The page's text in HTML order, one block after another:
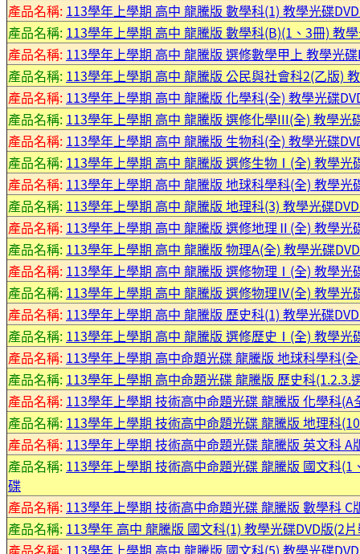
產品名稱: 113學年上學期 高中 龍騰版 數學科(1) 教學光碟
產品名稱: 113學年上學期 高中 龍騰版 數學科(B)(1、3冊) 教
產品名稱: 113學年上學期 高中 龍騰版 選修數學甲上 教學光碟
產品名稱: 113學年上學期 高中 龍騰版 公民與社會科2(乙版)
產品名稱: 113學年上學期 高中 龍騰版 化學科(全) 教學光碟
產品名稱: 113學年上學期 高中 龍騰版 選修化學III(全) 教學光
產品名稱: 113學年上學期 高中 龍騰版 生物科(全) 教學光碟
產品名稱: 113學年上學期 高中 龍騰版 選修生物Ⅰ(全) 教學光
產品名稱: 113學年上學期 高中 龍騰版 地球科學科(全) 教學光
產品名稱: 113學年上學期 高中 龍騰版 地理科(3) 教學光碟
產品名稱: 113學年上學期 高中 龍騰版 選修地理Ⅱ(全) 教學光
產品名稱: 113學年上學期 高中 龍騰版 物理A(全) 教學光碟
產品名稱: 113學年上學期 高中 龍騰版 選修物理Ⅰ(全) 教學光
產品名稱: 113學年上學期 高中 龍騰版 選修物理Ⅳ(全) 教學光
產品名稱: 113學年上學期 高中 龍騰版 歷史科(1) 教學光碟
產品名稱: 113學年上學期 高中 龍騰版 選修歷史Ⅰ(全) 教學光
產品名稱: 113學年上學期 高中命題光碟 龍騰版 地球科學科(
產品名稱: 113學年上學期 高中命題光碟 龍騰版 歷史科
產品名稱: 113學年上學期 技術高中命題光碟 龍騰版 化學科
產品名稱: 113學年上學期 技術高中命題光碟 龍騰版 地理科
產品名稱: 113學年上學期 技術高中命題光碟 龍騰版 英文科
產品名稱: 113學年上學期 技術高中命題光碟 龍騰版 國文科
碟
產品名稱: 113學年上學期 技術高中命題光碟 龍騰版 數學科
產品名稱: 113學年 高中 龍騰版 國文科(1) 教學光碟DVD版(2